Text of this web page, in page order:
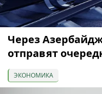
Через
отправят
ЭКОНОМИКА